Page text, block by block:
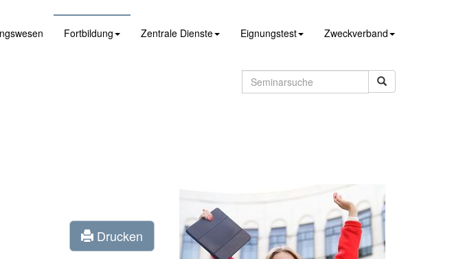
Fortbildung Zentrale Dienste Eignungstest Zweckverband
Drucken